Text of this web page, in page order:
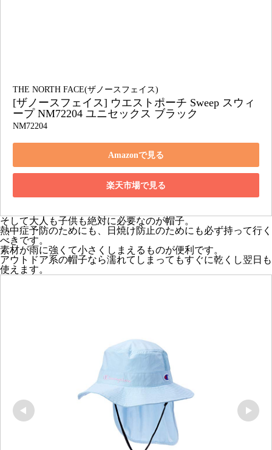
THE NORTH FACE(ザノースフェイス)
[ザノースフェイス] ウエストポーチ Sweep スウィ
ープ NM72204 ユニセックス ブラック
NM72204
Amazonで見る
楽天市場で見る
そして大人も子供も絶対に必要なのが帽子。
熱中症予防のためにも、日焼け防止のためにも必ず持って行く
べきです。
素材が雨に強くて小さくしまえるものが便利です。
アウトドア系の帽子なら濡れてしまってもすぐに乾くし翌日も
使えます。